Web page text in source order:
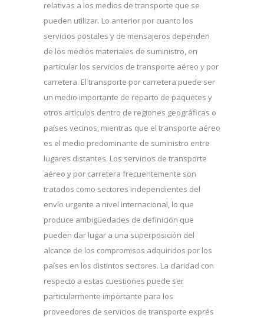
relativas a los medios de transporte que se
pueden utilizar. Lo anterior por cuanto los
servicios postales y de mensajeros dependen
de los medios materiales de suministro, en
particular los servicios de transporte aéreo y por
carretera. El transporte por carretera puede ser
un medio importante de reparto de paquetes y
otros artículos dentro de regiones geográficas o
países vecinos, mientras que el transporte aéreo
es el medio predominante de suministro entre
lugares distantes. Los servicios de transporte
aéreo y por carretera frecuentemente son
tratados como sectores independientes del
envío urgente a nivel internacional, lo que
produce ambigüedades de definición que
pueden dar lugar a una superposición del
alcance de los compromisos adquiridos por los
países en los distintos sectores. La claridad con
respecto a estas cuestiones puede ser
particularmente importante para los
proveedores de servicios de transporte exprés